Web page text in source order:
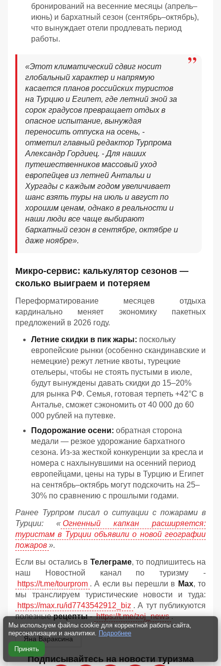
бронирований на весенние месяцы (апрель–
июнь) и бархатный сезон (сентябрь–октябрь),
что вынуждает отели продлевать период
работы.
«Этот климатический сдвиг носит
глобальный характер и напрямую
касается планов российских туристов
на Турцию и Египет, где летний зной за
сорок градусов превращает отдых в
опасное испытание, вынуждая
переносить отпуска на осень, -
отметил главный редактор Турпрома
Александр Гордиец. - Для наших
путешественников массовый уход
европейцев из летней Антальи и
Хургады с каждым годом увеличивает
шанс взять туры на июль и август по
хорошим ценам, однако в реальности и
наши люди все чаще выбирают
бархатный сезон в сентябре, октябре и
даже ноябре».
Микро-сервис: калькулятор сезонов —
сколько выиграем и потеряем
Переформатирование месяцев отдыха
кардинально меняет экономику пакетных
предложений в 2026 году.
Летние скидки в пик жары: поскольку
европейские рынки (особенно скандинавские и
немецкие) режут летние квоты, турецкие
отельеры, чтобы не стоять пустыми в июле,
будут вынуждены давать скидки до 15–20%
для рынка РФ. Семья, готовая терпеть +42°C в
Анталье, сможет сэкономить от 40 000 до 60
000 рублей на путевке.
Подорожание осени: обратная сторона
медали — резкое удорожание бархатного
сезона. Из-за жесткой конкуренции за кресла и
номера с нахлынувшими на осенний период
европейцами, цены на туры в Турцию и Египет
на сентябрь–октябрь могут подскочить на 25–
30% по сравнению с прошлыми годами.
Ранее Турпром писал о ситуации с пожарами в
Турции: « Огненный капкан расширяется:
туристам в Турции объявили о новой географии
пожаров ».
Если вы остались в Телеграме, то подпишитесь на
наш Новостной канал по туризму -
https://t.me/tourprom . А если вы перешли в Мах, то
мы транслируем туристические новости и туда:
https://max.ru/id7743542912_biz . А тут публикуются
полезныерецепты- https://t.me/zoj_news .
Яна Вараксина
Подписывайтесь на новости туризма
Мы используем файлы cookie для корректной работы сайта,
персонализации и аналитики. Подробнее
Принять